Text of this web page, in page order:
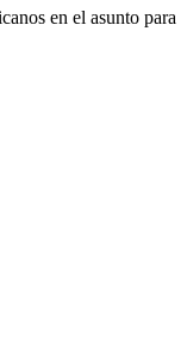
en el asunto para